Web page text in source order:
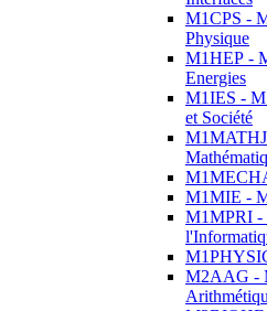
M1CPS -
Physique
M1HEP -
Energies
M1IES -
et Société
M1MIE -
M1MPRI -
M2AAG -